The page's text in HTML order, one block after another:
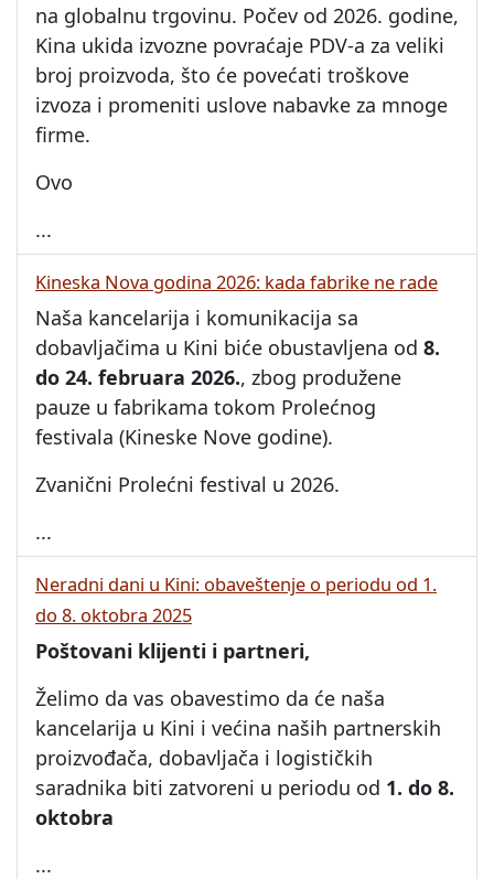
na globalnu trgovinu. Počev od 2026. godine,
Kina ukida izvozne povraćaje PDV-a za veliki
broj proizvoda, što će povećati troškove
izvoza i promeniti uslove nabavke za mnoge
firme.
Ovo
...
Kineska Nova godina 2026: kada fabrike ne rade
Naša kancelarija i komunikacija sa
dobavljačima u Kini biće obustavljena od 8.
do 24. februara 2026., zbog produžene
pauze u fabrikama tokom Prolećnog
festivala (Kineske Nove godine).
Zvanični Prolećni festival u 2026.
...
Neradni dani u Kini: obaveštenje o periodu od 1.
do 8. oktobra 2025
Poštovani klijenti i partneri,
Želimo da vas obavestimo da će naša
kancelarija u Kini i većina naših partnerskih
proizvođača, dobavljača i logističkih
saradnika biti zatvoreni u periodu od 1. do 8.
oktobra
...